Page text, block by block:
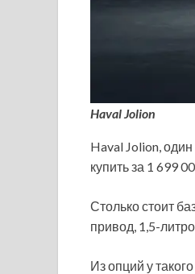
Haval Jolion
Haval Jolion,
купить за 1 699
Столько стоит
привод, 1,5-
Из опций у